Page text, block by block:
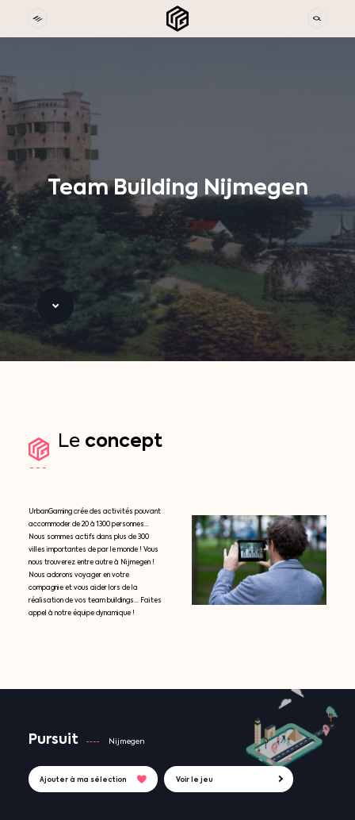
TeamBuilding Nijmegen
Le concept
UrbanGaming crée des activités pouvant
accommoder de 20 à 1300 personnes…
Nous sommes actifs dans plus de 300
villes importantes de par le monde ! Vous
nous trouverez entre autre à Nijmegen !
Nous adorons voyager en votre
compagnie et vous aider lors de la
réalisation de vos team buildings… Faites
appel à notre équipe dynamique !
Pursuit Nijmegen
Ajouter à ma sélection Voir le jeu